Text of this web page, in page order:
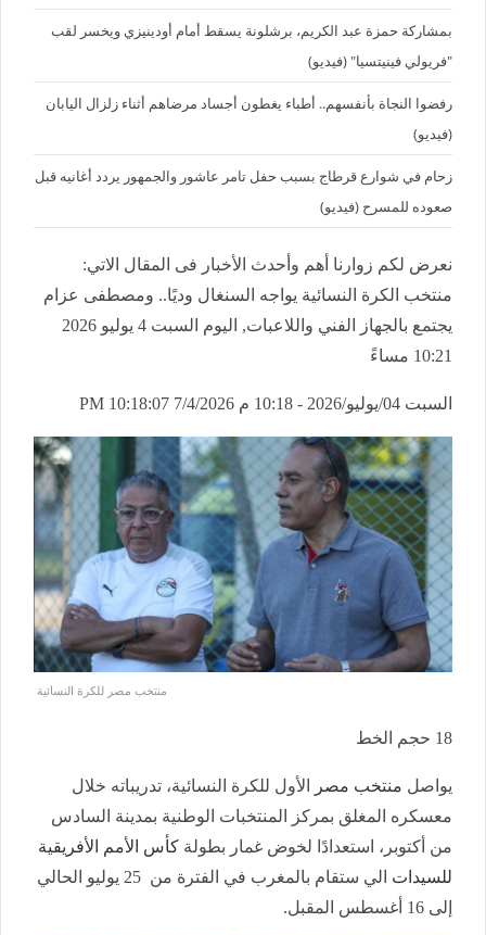
بمشاركة حمزة عبد الكريم، برشلونة يسقط أمام أودينيزي ويخسر لقب
"فريولي فينيتسيا" (فيديو)
رفضوا النجاة بأنفسهم.. أطباء يغطون أجساد مرضاهم أثناء زلزال اليابان
(فيديو)
زحام في شوارع قرطاج بسبب حفل تامر عاشور والجمهور يردد أغانيه قبل
صعوده للمسرح (فيديو)
نعرض لكم زوارنا أهم وأحدث الأخبار فى المقال الاتي:
منتخب الكرة النسائية يواجه السنغال وديًا.. ومصطفى عزام
يجتمع بالجهاز الفني واللاعبات, اليوم السبت 4 يوليو 2026
10:21 مساءً
السبت 04/يوليو/2026 - 10:18 م 7/4/2026 10:18:07 PM
منتخب مصر للكرة النسائية
18 حجم الخط
يواصل منتخب مصر
الأول للكرة النسائية، تدريباته خلال
معسكره المغلق بمركز المنتخبات الوطنية بمدينة السادس
من أكتوبر، استعدادًا لخوض غمار بطولة كأس الأمم الأفريقية
للسيدات
الي ستقام بالمغرب في الفترة من 25 يوليو الحالي
إلى 16 أغسطس المقبل.